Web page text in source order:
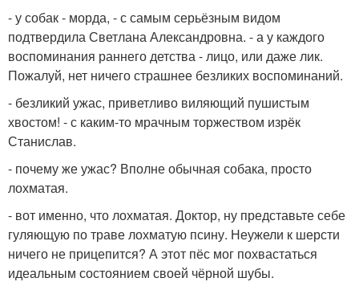
- у собак - морда, - с самым серьёзным видом
подтвердила Светлана Александровна. - а у каждого
воспоминания раннего детства - лицо, или даже лик.
Пожалуй, нет ничего страшнее безликих воспоминаний.
- безликий ужас, приветливо виляющий пушистым
хвостом! - с каким-то мрачным торжеством изрёк
Станислав.
- почему же ужас? Вполне обычная собака, просто
лохматая.
- вот именно, что лохматая. Доктор, ну представьте себе
гуляющую по траве лохматую псину. Неужели к шерсти
ничего не прицепится? А этот пёс мог похвастаться
идеальным состоянием своей чёрной шубы.